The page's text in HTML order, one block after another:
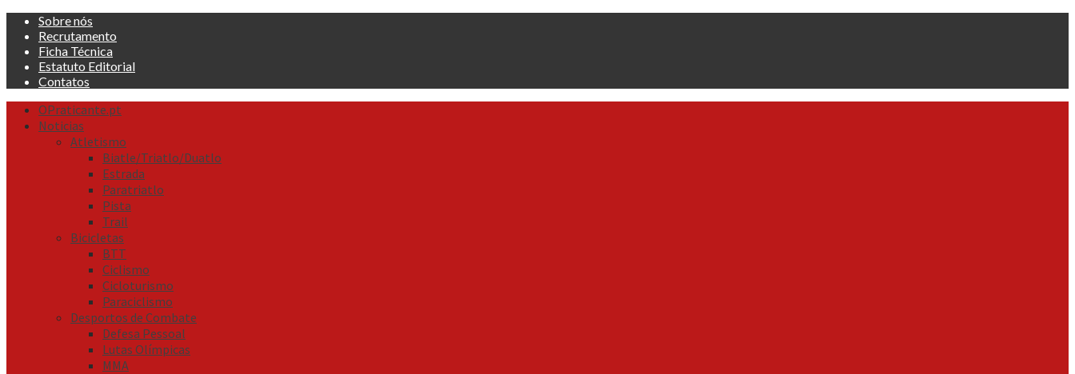
Skip
content
Sobre nós
Recrutamento
Ficha Técnica
Estatuto Editorial
Contatos
Primary
Menu
OPraticante.pt
Noticias
Atletismo
Biatle/Triatlo/Duatlo
Estrada
Paratriatlo
Pista
Trail
Bicicletas
BTT
Ciclismo
Cicloturismo
Paraciclismo
Desportos de Combate
Defesa Pessoal
Lutas Olímpicas
MMA